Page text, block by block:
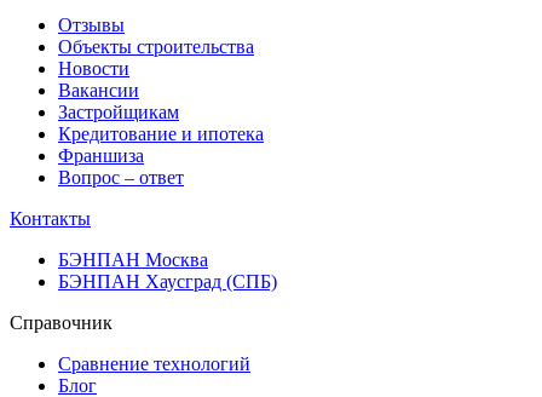
Отзывы
Объекты строительства
Новости
Вакансии
Застройщикам
Кредитование и ипотека
Франшиза
Вопрос – ответ
Контакты
БЭНПАН Москва
БЭНПАН Хаусград (СПБ)
Справочник
Сравнение технологий
Блог